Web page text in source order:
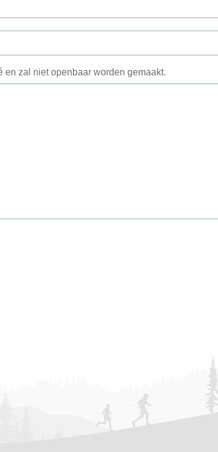
en zal niet openbaar worden gemaakt.